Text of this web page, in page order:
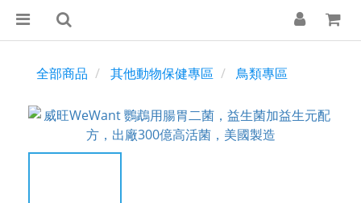
全部商品 其他動物保健專區 鳥類專區